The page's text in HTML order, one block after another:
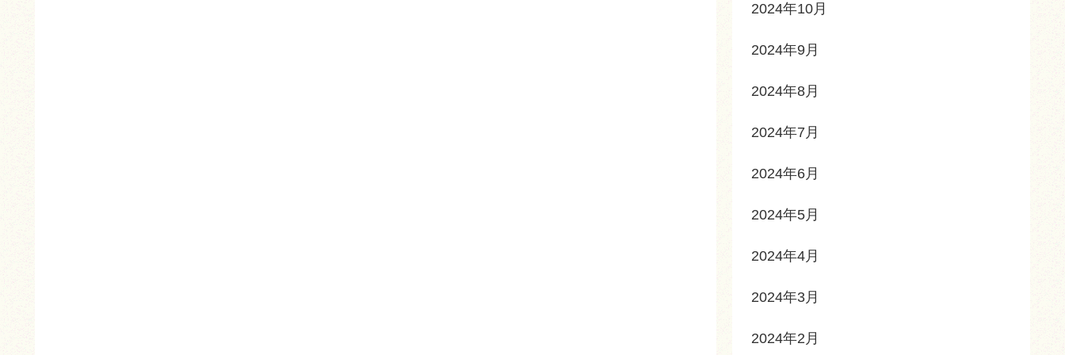
2024年10月
2024年9月
2024年8月
2024年7月
2024年6月
2024年5月
2024年4月
2024年3月
2024年2月